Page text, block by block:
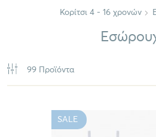
Κορίτσι 4 - 16 χρονών
99 Προϊόντα
SALE